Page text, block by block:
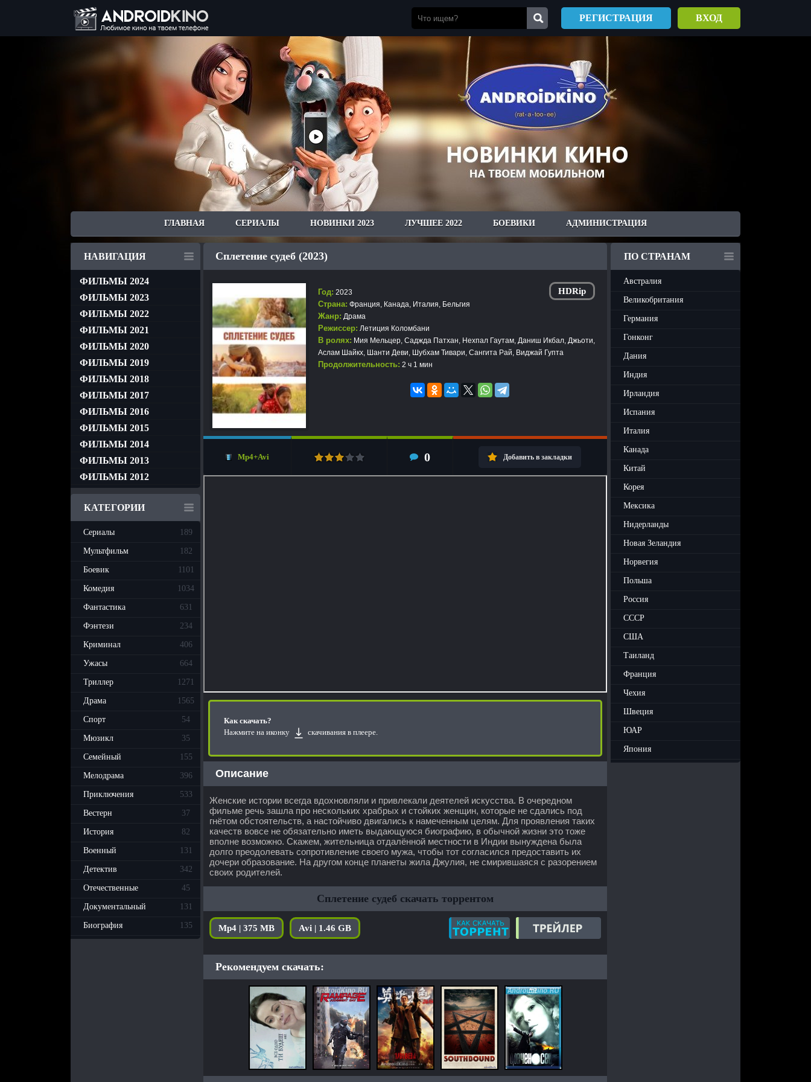
РЕГИСТРАЦИЯ ВХОД
ГЛАВНАЯ СЕРИАЛЫ НОВИНКИ 2023 ЛУЧШЕЕ 2022 БОЕВИКИ АДМИНИСТРАЦИЯ
НАВИГАЦИЯ
ФИЛЬМЫ 2024
ФИЛЬМЫ 2023
ФИЛЬМЫ 2022
ФИЛЬМЫ 2021
ФИЛЬМЫ 2020
ФИЛЬМЫ 2019
ФИЛЬМЫ 2018
ФИЛЬМЫ 2017
ФИЛЬМЫ 2016
ФИЛЬМЫ 2015
ФИЛЬМЫ 2014
ФИЛЬМЫ 2013
ФИЛЬМЫ 2012
КАТЕГОРИИ
Сериалы 189
Мультфильм 182
Боевик 1101
Комедия 1034
Фантастика 631
Фэнтези 234
Криминал 406
Ужасы 664
Триллер 1271
Драма 1565
Спорт 54
Мюзикл 35
Семейный 155
Мелодрама 396
Приключения 533
Вестерн 37
История 82
Военный 131
Детектив 342
Отечественные 45
Документальный 131
Биография 135
HDRip
Сплетение судеб (2023)
Год: 2023
Страна: Франция, Канада, Италия, Бельгия
Жанр: Драма
Режиссер: Летиция Коломбани
В ролях: Мия Мельцер, Саджда Патхан, Нехпал Гаутам, Даниш Икбал, Джьоти,
Аслам Шайкх, Шанти Деви, Шубхам Тивари, Сангита Рай, Виджай Гупта
Продолжительность: 2 ч 1 мин
Mp4+Avi 0 Добавить в закладки
Как скачать?
Нажмите на иконку
скачивания в плеере.
Описание
Женские истории всегда вдохновляли и привлекали деятелей искусства. В очередном
фильме речь зашла про нескольких храбрых и стойких женщин, которые не сдались под
гнётом обстоятельств, а настойчиво двигались к намеченным целям. Для проявления таких
качеств вовсе не обязательно иметь выдающуюся биографию, в обычной жизни это тоже
вполне возможно. Скажем, жительница отдалённой местности в Индии вынуждена была
долго преодолевать сопротивление своего мужа, чтобы тот согласился предоставить их
дочери образование. На другом конце планеты жила Джулия, не смирившаяся с разорением
своих родителей.
Сплетение судеб скачать торрентом
Mp4 | 375 MB Avi | 1.46 GB
Рекомендуем скачать:
ПО СТРАНАМ
Австралия
Великобритания
Германия
Гонконг
Дания
Индия
Ирландия
Испания
Италия
Канада
Китай
Корея
Мексика
Нидерланды
Новая Зеландия
Норвегия
Польша
Россия
СССР
США
Таиланд
Франция
Чехия
Швеция
ЮАР
Япония